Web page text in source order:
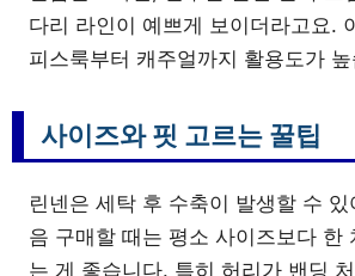
다리 라인이 예쁘게 보이더라고요.
피스룩부터 캐주얼까지 활용도가
사이즈와 핏 고르는 꿀팁
린넨은 세탁 후 수축이 발생할 수 있
음 구매할 때는 평소 사이즈보다 한
는 게 좋습니다. 특히 허리가 밴딩